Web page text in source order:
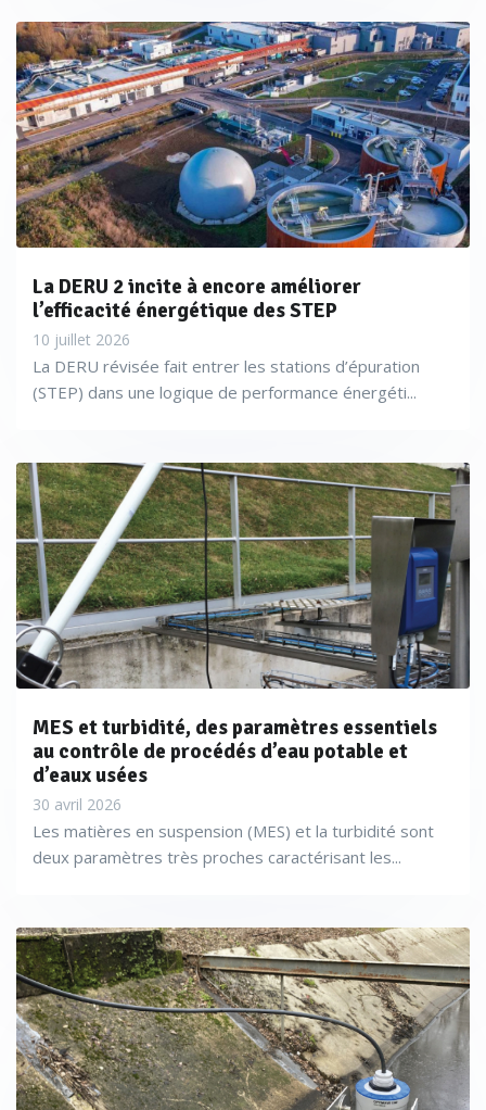
La DERU 2 incite à encore améliorer
l’efficacité énergétique des STEP
10 juillet 2026
La DERU révisée fait entrer les stations d’épuration
(STEP) dans une logique de performance énergéti...
MES et turbidité, des paramètres essentiels
au contrôle de procédés d’eau potable et
d’eaux usées
30 avril 2026
Les matières en suspension (MES) et la turbidité sont
deux paramètres très proches caractérisant les...